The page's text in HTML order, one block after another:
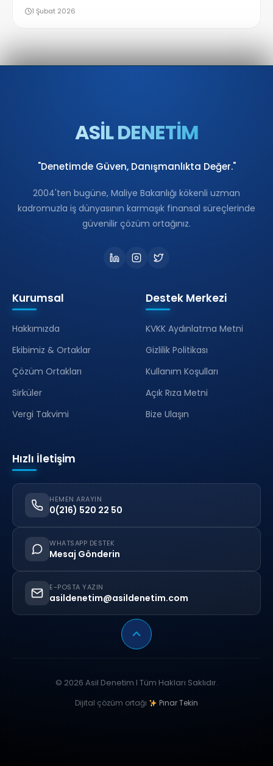
1 Şubat 2026
ASİL DENETİM
"Denetimde Güven, Danışmanlıkta Değer."
2004'ten bugüne, Maliye Bakanlığı kökenli uzman
kadromuzla iş dünyasının karmaşık finansal süreçlerinde
güvenilir çözüm ortağınız.
Kurumsal
Hakkımızda
Ekibimiz & Ortaklar
Çözüm Ortakları
Sirküler
Vergi Takvimi
Destek Merkezi
KVKK Aydınlatma Metni
Gizlilik Politikası
Kullanım Koşulları
Açık Rıza Metni
Bize Ulaşın
Hızlı İletişim
HEMEN ARAYIN
0(216) 520 22 50
WHATSAPP DESTEK
Mesaj Gönderin
E-POSTA YAZIN
asildenetim@asildenetim.com
© 2026 Asil Denetim I Tüm Hakları Saklıdır.
Dijital çözüm ortağı Pınar Tekin